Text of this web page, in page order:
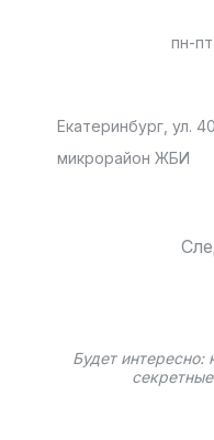
пн-
Екатеринбург, ул.
микрорайон ЖБИ
Будет интересно: